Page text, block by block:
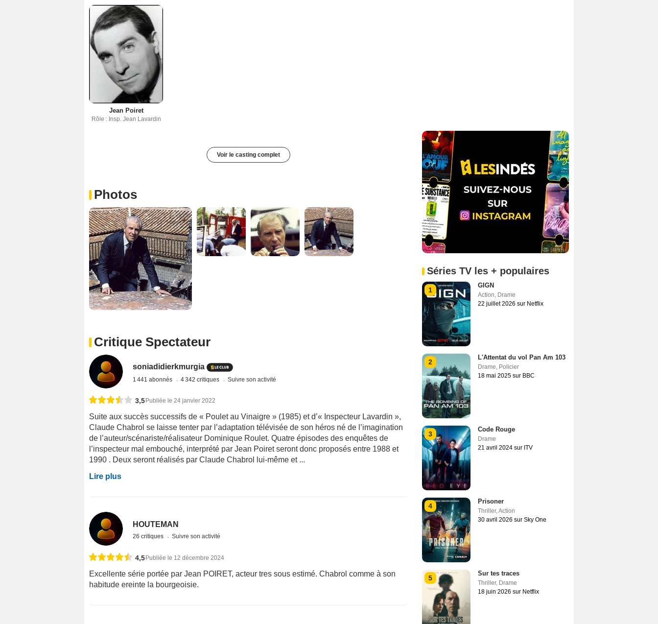
Jean Poiret
Rôle : Insp. Jean Lavardin
Voir le casting complet
Photos
Critique Spectateur
soniadidierkmurgia
1 441 abonnés 4 342 critiques Suivre son activité
3,5 Publiée le 24 janvier 2022
Suite aux succès successifs de « Poulet au Vinaigre » (1985) et d’« Inspecteur Lavardin »,
Claude Chabrol se laisse tenter par l’adaptation télévisée de son héros né de l’imagination
de l’auteur/scénariste/réalisateur Dominique Roulet. Quatre épisodes des enquêtes de
l’inspecteur mal embouché, interprété par Jean Poiret seront donc proposés entre 1988 et
1990 . Deux seront réalisés par Claude Chabrol lui-même et ...
Lire plus
HOUTEMAN
26 critiques Suivre son activité
4,5 Publiée le 12 décembre 2024
Excellente série portée par Jean POIRET, acteur tres sous estimé. Chabrol comme à son
habitude ereinte la bourgeoisie.
Séries TV les + populaires
1
GIGN
Action, Drame
22 juillet 2026 sur Netflix
2
L'Attentat du vol Pan Am 103
Drame, Policier
18 mai 2025 sur BBC
3
Code Rouge
Drame
21 avril 2024 sur ITV
4
Prisoner
Thriller,Action
30 avril 2026 sur Sky One
5
Sur tes traces
Thriller, Drame
18 juin 2026 sur Netflix